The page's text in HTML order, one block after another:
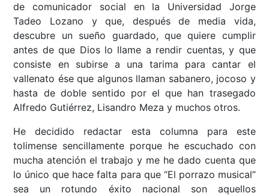
de comunicador social en la Universidad Jorge
Tadeo Lozano y que, después de media vida,
descubre un sueño guardado, que quiere cumplir
antes de que Dios lo llame a rendir cuentas, y que
consiste en subirse a una tarima para cantar el
vallenato ése que algunos llaman sabanero, jocoso y
hasta de doble sentido por el que han trasegado
Alfredo Gutiérrez, Lisandro Meza y muchos otros.
He decidido redactar esta columna para este
tolimense sencillamente porque he escuchado con
mucha atención el trabajo y me he dado cuenta que
lo único que hace falta para que “El porrazo musical”
sea un rotundo éxito nacional son aquellos